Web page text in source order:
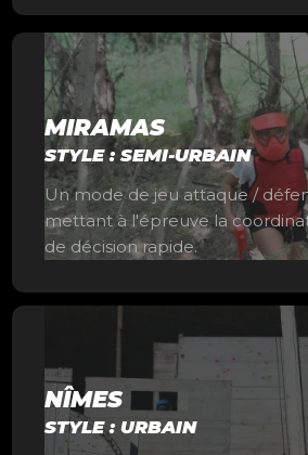
MIRAMAS
STYLE : SEMI-URBAIN
Un mode de jeu attaque /
mettant à l'épreuve la
de décision rapide.
NÎMES
STYLE : URBAIN